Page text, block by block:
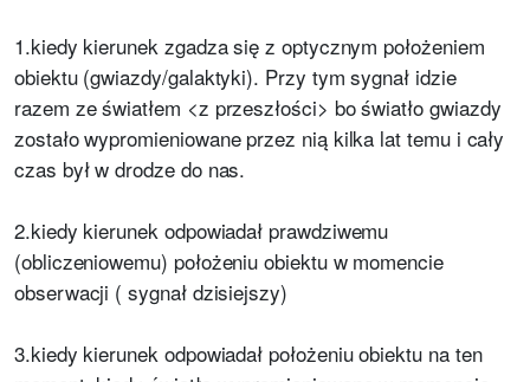
1.kiedy kierunek zgadza się z optycznym położeniem
obiektu (gwiazdy/galaktyki). Przy tym sygnał idzie
razem ze światłem <z przeszłości> bo światło gwiazdy
zostało wypromieniowane przez nią kilka lat temu i cały
czas był w drodze do nas.
2.kiedy kierunek odpowiadał prawdziwemu
(obliczeniowemu) położeniu obiektu w momencie
obserwacji ( sygnał dzisiejszy)
3.kiedy kierunek odpowiadał położeniu obiektu na ten